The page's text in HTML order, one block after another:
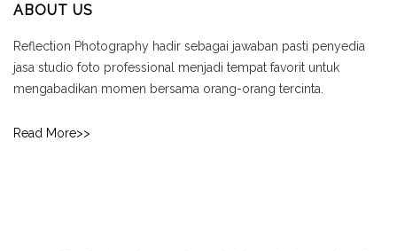
ABOUT US
Reflection Photography hadir sebagai jawaban pasti penyedia
jasa studio foto professional menjadi tempat favorit untuk
mengabadikan momen bersama orang-orang tercinta.
Read More>>